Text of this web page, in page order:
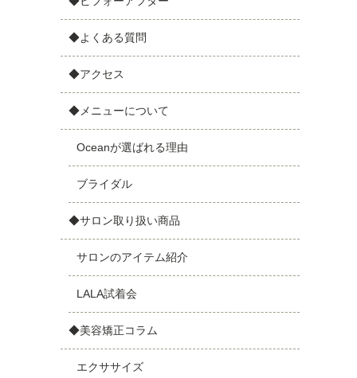
◆よくある質問
◆アクセス
◆メニューについて
Oceanが選ばれる理由
ブライダル
◆サロン取り扱い商品
サロンのアイテム紹介
LALA試着会
◆美容矯正コラム
エクササイズ